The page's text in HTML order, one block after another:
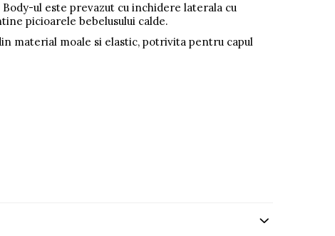
ul este prevazut cu inchidere laterala cu
picioarele bebelusului calde.
material moale si elastic, potrivita pentru capul